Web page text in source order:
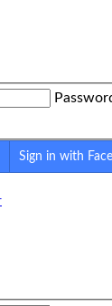
②남이 팔 때
Sign in with